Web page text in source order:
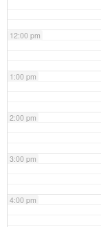
12:00 pm
1:00 pm
2:00 pm
3:00 pm
4:00 pm